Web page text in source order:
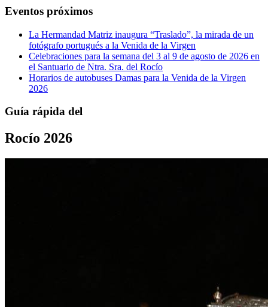
Eventos próximos
La Hermandad Matriz inaugura “Traslado”, la mirada de un
fotógrafo portugués a la Venida de la Virgen
Celebraciones para la semana del 3 al 9 de agosto de 2026 en
el Santuario de Ntra. Sra. del Rocío
Horarios de autobuses Damas para la Venida de la Virgen
2026
Guía rápida del
Rocío 2026